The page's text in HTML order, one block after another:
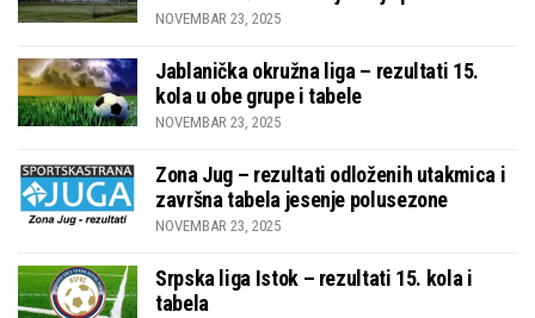
NOVEMBAR 23, 2025
Jablanička okružna liga – rezultati 15.
kola u obe grupe i tabele
NOVEMBAR 23, 2025
Zona Jug – rezultati odloženih utakmica i
završna tabela jesenje polusezone
NOVEMBAR 23, 2025
Srpska liga Istok – rezultati 15. kola i
tabela